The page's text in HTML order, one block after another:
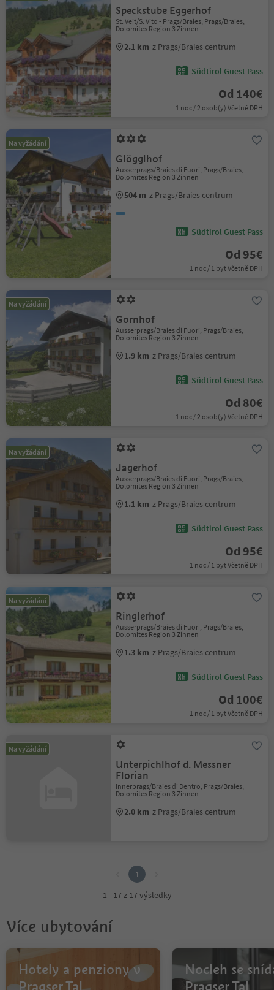
Speckstube Eggerhof
St. Veit/S. Vito - Prags/Braies, Prags/Braies,
Dolomites Region 3 Zinnen
2.1 km z Prags/Braies centrum
Südtirol Guest Pass
Od 140€
1 noc / 2 osob(y) Včetně DPH
Na vyžádání
Glögglhof
Ausserprags/Braies di Fuori, Prags/Braies,
Dolomites Region 3 Zinnen
504 m z Prags/Braies centrum
Südtirol Guest Pass
Od 95€
1 noc / 1 byt Včetně DPH
Na vyžádání
Gornhof
Ausserprags/Braies di Fuori, Prags/Braies,
Dolomites Region 3 Zinnen
1.9 km z Prags/Braies centrum
Südtirol Guest Pass
Od 80€
1 noc / 2 osob(y) Včetně DPH
Na vyžádání
Jagerhof
Ausserprags/Braies di Fuori, Prags/Braies,
Dolomites Region 3 Zinnen
1.1 km z Prags/Braies centrum
Südtirol Guest Pass
Od 95€
1 noc / 1 byt Včetně DPH
Na vyžádání
Ringlerhof
Ausserprags/Braies di Fuori, Prags/Braies,
Dolomites Region 3 Zinnen
1.3 km z Prags/Braies centrum
Südtirol Guest Pass
Od 100€
1 noc / 1 byt Včetně DPH
Na vyžádání
Unterpichlhof d. Messner
Florian
Innerprags/Braies di Dentro, Prags/Braies,
Dolomites Region 3 Zinnen
2.0 km z Prags/Braies centrum
1
1 - 17 z 17 výsledky
Více ubytování
Hotely a penziony v
Pragser Tal
Nocleh se
Pragser Tal